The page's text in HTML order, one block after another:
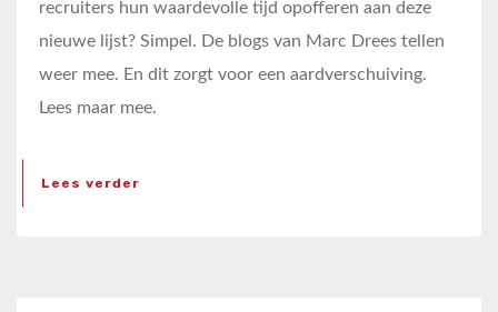
recruiters hun waardevolle tijd opofferen aan deze
nieuwe lijst? Simpel. De blogs van Marc Drees tellen
weer mee. En dit zorgt voor een aardverschuiving.
Lees maar mee.
Lees verder